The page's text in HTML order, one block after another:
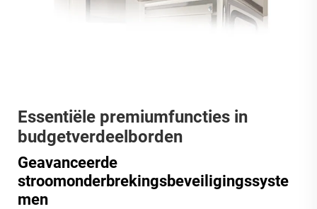
Essentiële premiumfuncties in
budgetverdeelborden
Geavanceerde
stroomonderbrekingsbeveiligingssyste
men